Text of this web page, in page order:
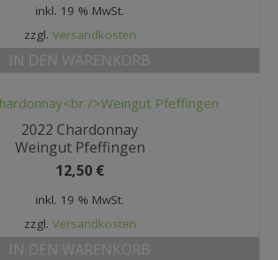
inkl. 19 % MwSt.
zzgl. Versandkosten
IN DEN WARENKORB
2022 Chardonnay
Weingut Pfeffingen
12,50 €
inkl. 19 % MwSt.
zzgl. Versandkosten
IN DEN WARENKORB